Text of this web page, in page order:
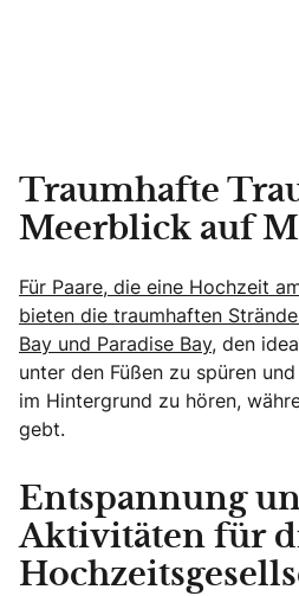
Traumhafte
Meerblick auf
Für Paare, die eine Hochzeit
bieten die traumhaften
Bay und Paradise Bay, den
unter den Füßen zu spüren
im Hintergrund zu hören,
gebt.
Entspannung
Aktivitäten für